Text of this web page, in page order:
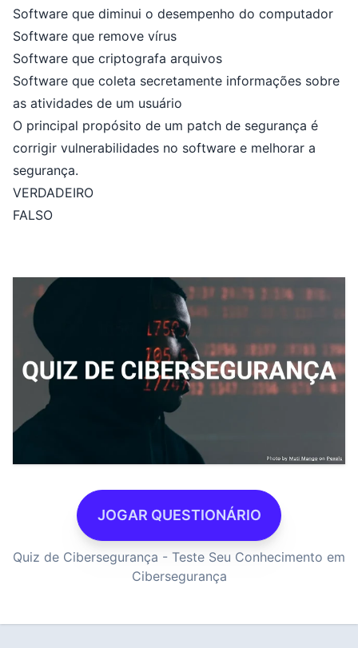
Software que diminui o desempenho do computador
Software que remove vírus
Software que criptografa arquivos
Software que coleta secretamente informações sobre
as atividades de um usuário
O principal propósito de um patch de segurança é
corrigir vulnerabilidades no software e melhorar a
segurança.
VERDADEIRO
FALSO
JOGAR QUESTIONÁRIO
Quiz de Cibersegurança - Teste Seu Conhecimento em
Cibersegurança